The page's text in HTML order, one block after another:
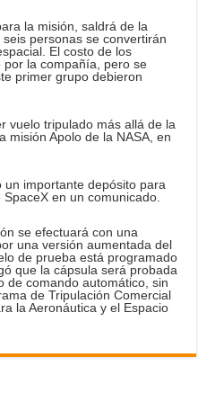
la misión, saldrá de la
personas se convertirán
El costo de los
por la compañía, pero se
primer grupo debieron
vuelo tripulado más allá de la
misión Apolo de la NASA, en
un importante depósito para
en un comunicado.
se efectuará con una
una versión aumentada del
de prueba está programado
que la cápsula será probada
de comando automático, sin
de Tripulación Comercial
la Aeronáutica y el Espacio